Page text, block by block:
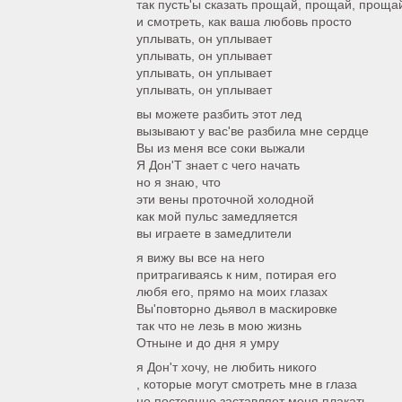
так пусть'ы сказать прощай, прощай,
и смотреть, как ваша любовь просто
уплывать, он уплывает
уплывать, он уплывает
уплывать, он уплывает
уплывать, он уплывает
вы можете разбить этот лед
вызывают у вас'ве разбила мне сердце
Вы из меня все соки выжали
Я Дон'T знает с чего начать
но я знаю, что
эти вены проточной холодной
как мой пульс замедляется
вы играете в замедлители
я вижу вы все на него
притрагиваясь к ним, потирая его
любя его, прямо на моих глазах
Вы'повторно дьявол в маскировке
так что не лезь в мою жизнь
Отныне и до дня я умру
я Дон'т хочу, не любить никого
, которые могут смотреть мне в глаза